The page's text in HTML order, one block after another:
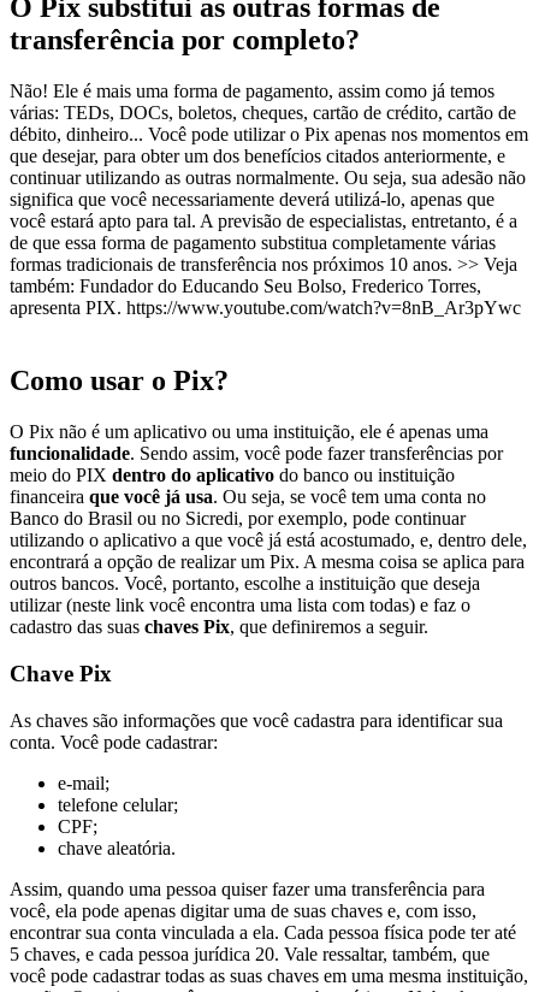
O Pix substitui as outras formas de
transferência por completo?
Não! Ele é mais uma forma de pagamento, assim como já temos
várias: TEDs, DOCs, boletos, cheques, cartão de crédito, cartão de
débito, dinheiro... Você pode utilizar o Pix apenas nos momentos em
que desejar, para obter um dos benefícios citados anteriormente, e
continuar utilizando as outras normalmente. Ou seja, sua adesão não
significa que você necessariamente deverá utilizá-lo, apenas que
você estará apto para tal. A previsão de especialistas, entretanto, é a
de que essa forma de pagamento substitua completamente várias
formas tradicionais de transferência nos próximos 10 anos. >> Veja
também: Fundador do Educando Seu Bolso, Frederico Torres,
apresenta PIX. https://www.youtube.com/watch?v=8nB_Ar3pYwc
Como usar o Pix?
O Pix não é um aplicativo ou uma instituição, ele é apenas uma
funcionalidade. Sendo assim, você pode fazer transferências por
meio do PIX dentro do aplicativo do banco ou instituição
financeira que você já usa. Ou seja, se você tem uma conta no
Banco do Brasil ou no Sicredi, por exemplo, pode continuar
utilizando o aplicativo a que você já está acostumado, e, dentro dele,
encontrará a opção de realizar um Pix. A mesma coisa se aplica para
outros bancos. Você, portanto, escolhe a instituição que deseja
utilizar (neste link você encontra uma lista com todas) e faz o
cadastro das suas chaves Pix, que definiremos a seguir.
Chave Pix
As chaves são informações que você cadastra para identificar sua
conta. Você pode cadastrar:
e-mail;
telefone celular;
CPF;
chave aleatória.
Assim, quando uma pessoa quiser fazer uma transferência para
você, ela pode apenas digitar uma de suas chaves e, com isso,
encontrar sua conta vinculada a ela. Cada pessoa física pode ter até
5 chaves, e cada pessoa jurídica 20. Vale ressaltar, também, que
você pode cadastrar todas as suas chaves em uma mesma instituição,